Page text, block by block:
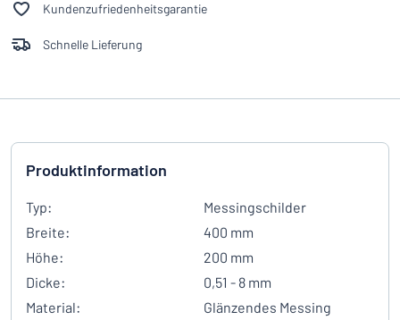
Kundenzufriedenheitsgarantie
Schnelle Lieferung
Produktinformation
Typ:
Messingschilder
Breite:
400 mm
Höhe:
200 mm
Dicke:
0,51 - 8 mm
Material:
Glänzendes Messing